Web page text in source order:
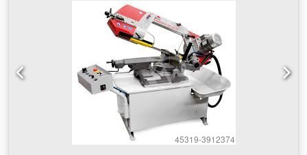
Çift gönye 30 ° - 45 ° - 90 ° - 45 ° - 30 ° - Hidrolik tam stroklu
mengene - Önceden yüklenmiş doğrusal kılavuzlara monte
edilmiş testere çerçevesi - Sonsuz değişken testere bandı
hızı - Sonsuz ayarlanabilir testere ilerlemesi ve kesme
basıncı - Otomatik kesim basınç regülasyonu - Hassas
karbür testere bandı kılavuzları - 3,0 kW ile güçlü tahrik
motoru - Düz metin ekranlı ve membran klavyeli modern
kontrol - Serbestçe konumlandırılabilen kontrol paneli -
Büyük boyutlu hidrolik ünite - Mevcut CE standartlarına ve
güvenlik yönergelerine göre tasarlanmış makine, şunları